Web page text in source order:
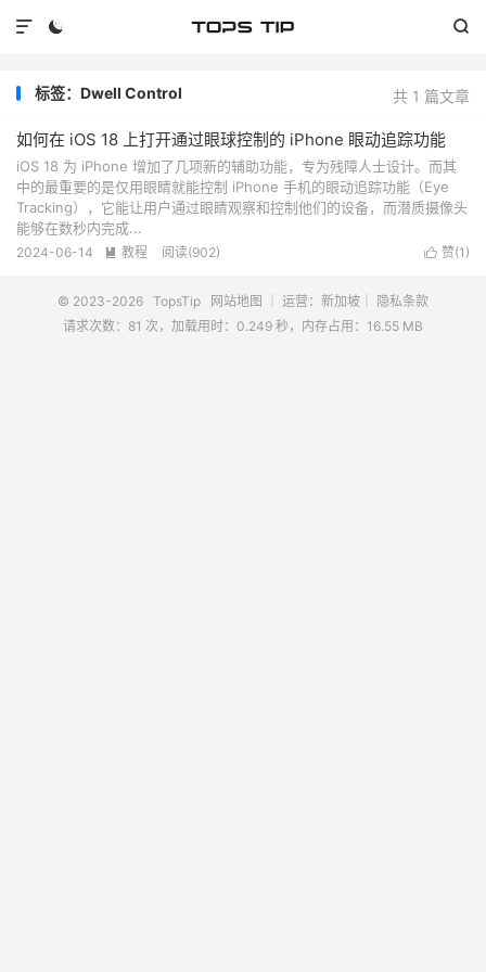
 

共 1 篇文章
标签：Dwell Control
如何在 iOS 18 上打开通过眼球控制的 iPhone 眼动追踪功能
iOS 18 为 iPhone 增加了几项新的辅助功能，专为残障人士设计。而其
中的最重要的是仅用眼睛就能控制 iPhone 手机的眼动追踪功能（Eye
Tracking），它能让用户通过眼睛观察和控制他们的设备，而潜质摄像头
能够在数秒内完成...
 赞(1 )
2024-06-14  教程 阅读(902)
© 2023-2026 TopsTip 网站地图 ｜ 运营：新加坡｜
隐私条款
请求次数：81 次，加载用时：0.249 秒，内存占用：16.55 MB